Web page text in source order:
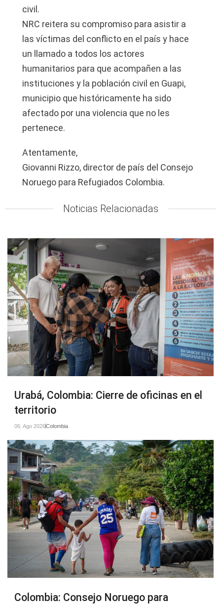
civil.
NRC reitera su compromiso para asistir a
las víctimas del conflicto en el país y hace
un llamado a todos los actores
humanitarios para que acompañen a las
instituciones y la población civil en Guapi,
municipio que históricamente ha sido
afectado por una violencia que no les
pertenece.
Atentamente,
Giovanni Rizzo, director de país del Consejo
Noruego para Refugiados Colombia.
Noticias Relacionadas
Urabá, Colombia: Cierre de oficinas en el
territorio
06. Ago 2026Colombia
Colombia: Consejo Noruego para